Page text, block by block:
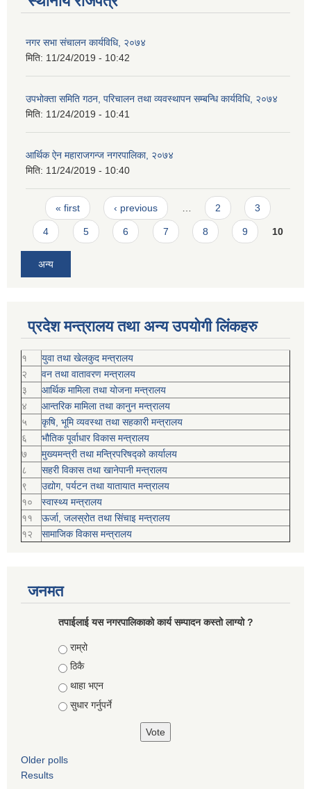
नगर सभा संचालन कार्यविधि, २०७४
मिति: 11/24/2019 - 10:42
उपभोक्ता समिति गठन, परिचालन तथा व्यवस्थापन सम्बन्धि कार्यविधि, २०७४
मिति: 11/24/2019 - 10:41
आर्थिक ऐन महाराजगन्ज नगरपालिका, २०७४
मिति: 11/24/2019 - 10:40
Pages
« first ‹ previous … 2 3
4 5 6 7 8 9 10
अन्य
प्रदेश मन्त्रालय तथा अन्य उपयोगी लिंकहरु
१
युवा तथा खेलकुद मन्त्रालय
२
वन तथा वातावरण मन्त्रालय
३
आर्थिक मामिला तथा योजना मन्त्रालय
४
आन्तरिक मामिला तथा कानुन मन्त्रालय
५
कृषि, भूमि व्यवस्था तथा सहकारी मन्त्रालय
६
भौतिक पूर्वाधार विकास मन्त्रालय
७
मुख्यमन्त्री तथा मन्त्रिपरिषद्को कार्यालय
८
सहरी विकास तथा खानेपानी मन्त्रालय
९
उद्योग, पर्यटन तथा यातायात मन्त्रालय
१०
स्वास्थ्य मन्त्रालय
११
ऊर्जा, जलस्रोत तथा सिंचाइ मन्त्रालय
१२
सामाजिक विकास मन्‍‍त्रालय
जनमत
तपाईलाई यस नगरपालिकाको कार्य सम्पादन कस्तो लाग्यो ?
Choices
राम्रो
ठिकै
थाहा भएन
सुधार गर्नुपर्ने
Older polls
Results